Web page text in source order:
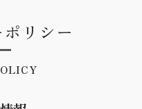
リシー